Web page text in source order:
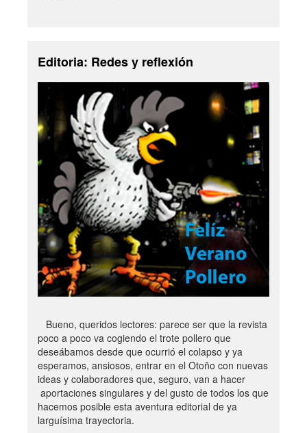
Editoria: Redes y reflexión
Bueno, queridos lectores: parece ser que la revista
poco a poco va cogiendo el trote pollero que
deseábamos desde que ocurrió el colapso y ya
esperamos, ansiosos, entrar en el Otoño con nuevas
ideas y colaboradores que, seguro, van a hacer
aportaciones singulares y del gusto de todos los que
hacemos posible esta aventura editorial de ya
larguísima trayectoria.